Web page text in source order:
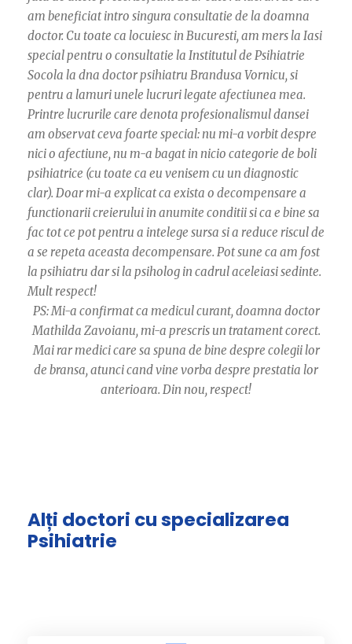
am beneficiat intro singura consultatie de la doamna
doctor. Cu toate ca locuiesc in Bucuresti, am mers la Iasi
special pentru o consultatie la Institutul de Psihiatrie
Socola la dna doctor psihiatru Brandusa Vornicu, si
pentru a lamuri unele lucruri legate afectiunea mea.
Printre lucrurile care denota profesionalismul dansei
am observat ceva foarte special: nu mi-a vorbit despre
nici o afectiune, nu m-a bagat in nicio categorie de boli
psihiatrice (cu toate ca eu venisem cu un diagnostic
clar). Doar mi-a explicat ca exista o decompensare a
functionarii creierului in anumite conditii si ca e bine sa
fac tot ce pot pentru a intelege sursa si a reduce riscul de
a se repeta aceasta decompensare. Pot sune ca am fost
la psihiatru dar si la psiholog in cadrul aceleiasi sedinte.
Mult respect!
PS: Mi-a confirmat ca medicul curant, doamna doctor
Mathilda Zavoianu, mi-a prescris un tratament corect.
Mai rar medici care sa spuna de bine despre colegii lor
de bransa, atunci cand vine vorba despre prestatia lor
anterioara. Din nou, respect!
Alți doctori cu specializarea
Psihiatrie